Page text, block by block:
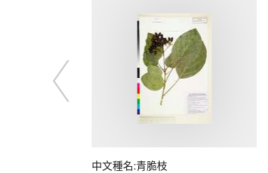
中文種名:青脆枝